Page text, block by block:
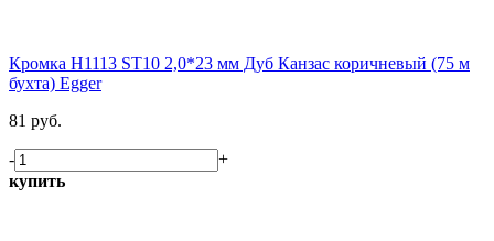
Кромка H1113 ST10 2,0*23 мм Дуб Канзас коричневый (75 м
бухта) Egger
81 руб.
-
+
купить